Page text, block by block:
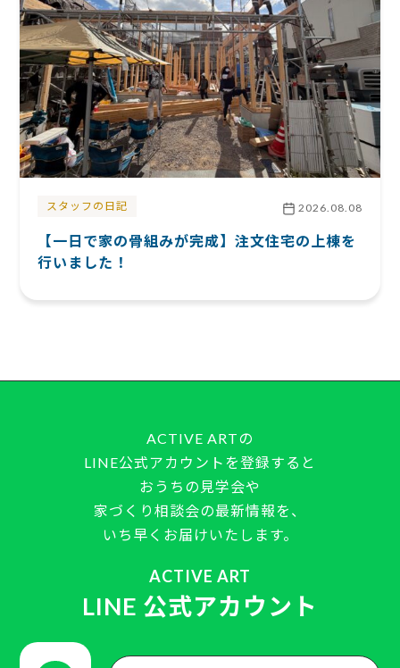
スタッフの日記 2026.08.08
【一日で家の骨組みが完成】注文住宅の上棟を
行いました！
ACTIVE ARTの
LINE公式アカウントを登録すると
おうちの見学会や
家づくり相談会の最新情報を、
いち早くお届けいたします。
ACTIVE ART
LINE 公式アカウント